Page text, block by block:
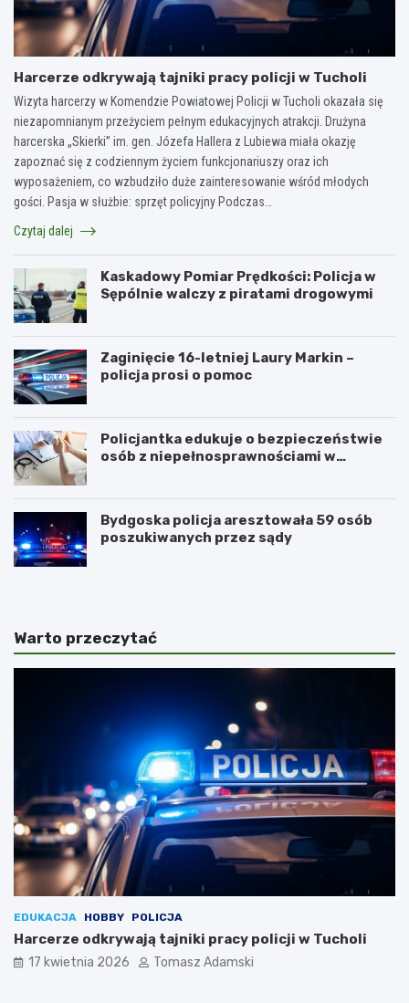
Harcerze odkrywają tajniki pracy policji w Tucholi
Wizyta harcerzy w Komendzie Powiatowej Policji w Tucholi okazała się
niezapomnianym przeżyciem pełnym edukacyjnych atrakcji. Drużyna
harcerska „Skierki” im. gen. Józefa Hallera z Lubiewa miała okazję
zapoznać się z codziennym życiem funkcjonariuszy oraz ich
wyposażeniem, co wzbudziło duże zainteresowanie wśród młodych
gości. Pasja w służbie: sprzęt policyjny Podczas…
Czytaj dalej
Kaskadowy Pomiar Prędkości: Policja w
Sępólnie walczy z piratami drogowymi
Zaginięcie 16-letniej Laury Markin –
policja prosi o pomoc
Policjantka edukuje o bezpieczeństwie
osób z niepełnosprawnościami w
Bydgoska policja aresztowała 59 osób
poszukiwanych przez sądy
Warto przeczytać
EDUKACJA HOBBY POLICJA
Harcerze odkrywają tajniki pracy policji w Tucholi
17 kwietnia 2026 Tomasz Adamski